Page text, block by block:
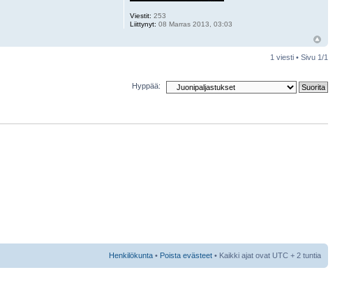
Viestit: 253
Liittynyt: 08 Marras 2013, 03:03
1 viesti • Sivu 1/1
Hyppää:
Henkilökunta • Poista evästeet • Kaikki ajat ovat UTC + 2 tuntia